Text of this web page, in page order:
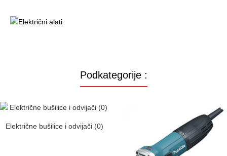
Podkategorije :
Električne bušilice i odvijači (0)